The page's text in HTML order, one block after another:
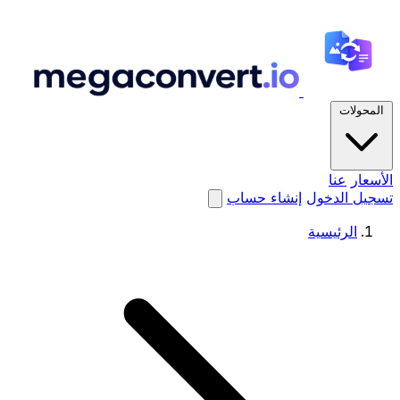
المحولات
الأسعار عنا
تسجيل الدخول إنشاء حساب
الرئيسية